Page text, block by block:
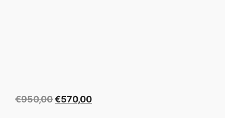
€950,00Il
€570,00Il